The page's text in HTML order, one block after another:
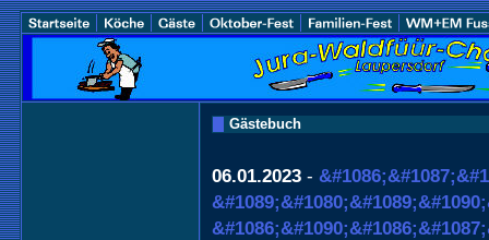
Gästebuch
06.01.2023 -